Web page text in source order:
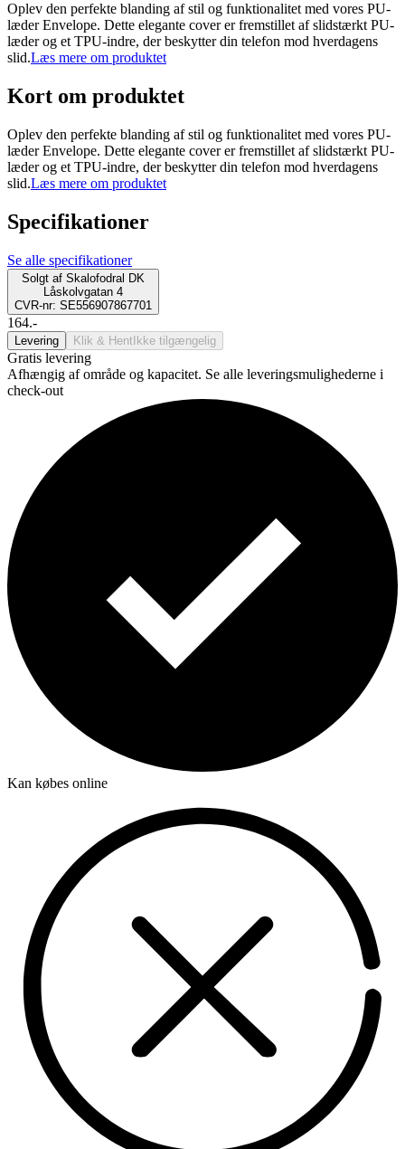
Oplev den perfekte blanding af stil og funktionalitet med vores PU-
læder Envelope. Dette elegante cover er fremstillet af slidstærkt PU-
læder og et TPU-indre, der beskytter din telefon mod hverdagens
slid.Læs mere om produktet
Kort om produktet
Oplev den perfekte blanding af stil og funktionalitet med vores PU-
læder Envelope. Dette elegante cover er fremstillet af slidstærkt PU-
læder og et TPU-indre, der beskytter din telefon mod hverdagens
slid.Læs mere om produktet
Specifikationer
Se alle specifikationer
Solgt af Skalofodral DK
Låskolvgatan 4
CVR-nr: SE556907867701
164.-
Levering Klik & Hent Ikke tilgængelig
Gratis levering
Afhængig af område og kapacitet. Se alle leveringsmulighederne i
check-out
Kan købes online